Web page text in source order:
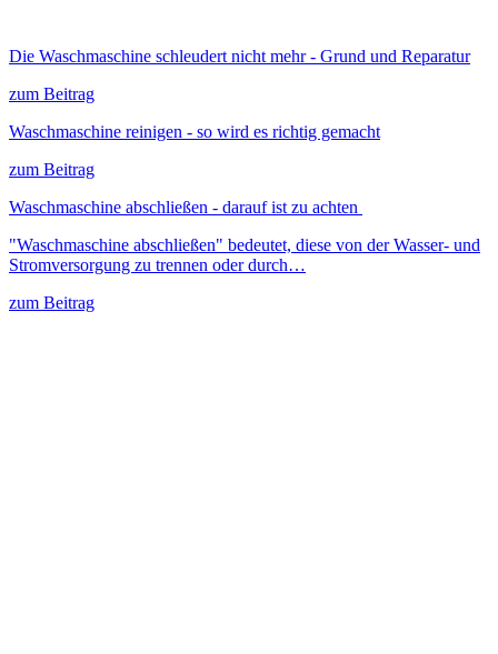
Die Waschmaschine schleudert nicht mehr - Grund und Reparatur
zum Beitrag
Waschmaschine reinigen - so wird es richtig gemacht
zum Beitrag
Waschmaschine abschließen - darauf ist zu achten
"Waschmaschine abschließen" bedeutet, diese von der Wasser- und
Stromversorgung zu trennen oder durch…
zum Beitrag